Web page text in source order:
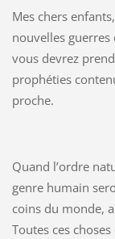
Mes chers
nouvelles
vous devrez
prophéties
proche.
Quand l’ordre
genre humain
coins du monde,
Toutes ces